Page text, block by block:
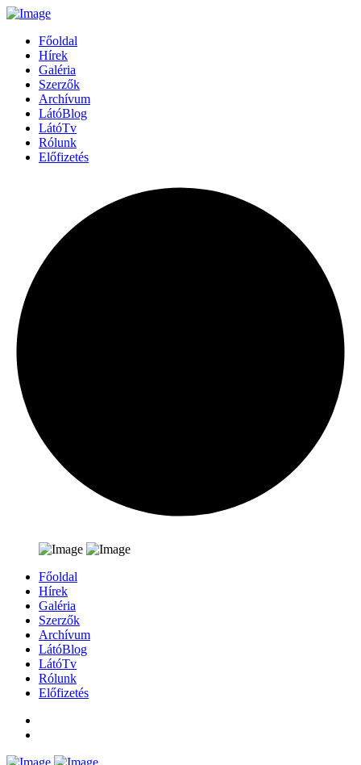
Főoldal
Hírek
Galéria
Szerzők
Archívum
LátóBlog
LátóTv
Rólunk
Előfizetés
Főoldal
Hírek
Galéria
Szerzők
Archívum
LátóBlog
LátóTv
Rólunk
Előfizetés